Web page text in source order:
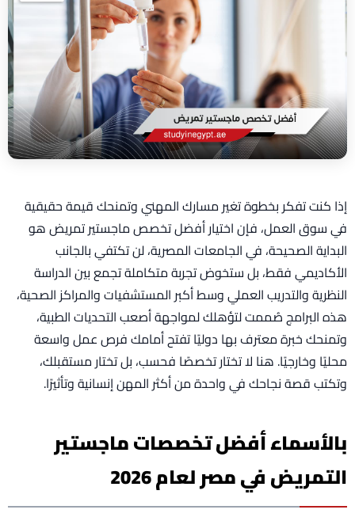
إذا كنت تفكر بخطوة تغير مسارك المهني وتمنحك قيمة حقيقية
في سوق العمل، فإن اختيار أفضل تخصص ماجستير تمريض هو
البداية الصحيحة، في الجامعات المصرية، لن تكتفي بالجانب
الأكاديمي فقط، بل ستخوض تجربة متكاملة تجمع بين الدراسة
النظرية والتدريب العملي وسط أكبر المستشفيات والمراكز الصحية،
هذه البرامج صُممت لتؤهلك لمواجهة أصعب التحديات الطبية،
وتمنحك خبرة معترف بها دوليًا تفتح أمامك فرص عمل واسعة
محليًا وخارجيًا. هنا لا تختار تخصصًا فحسب، بل تختار مستقبلك،
وتكتب قصة نجاحك في واحدة من أكثر المهن إنسانية وتأثيرًا.
بالأسماء أفضل تخصصات ماجستير
التمريض في مصر لعام 2026